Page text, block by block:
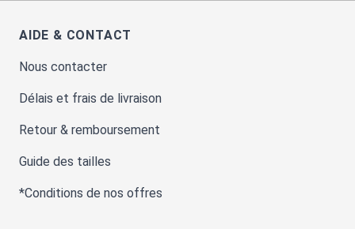
AIDE & CONTACT
Nous contacter
Délais et frais de livraison
Retour & remboursement
Guide des tailles
*Conditions de nos offres